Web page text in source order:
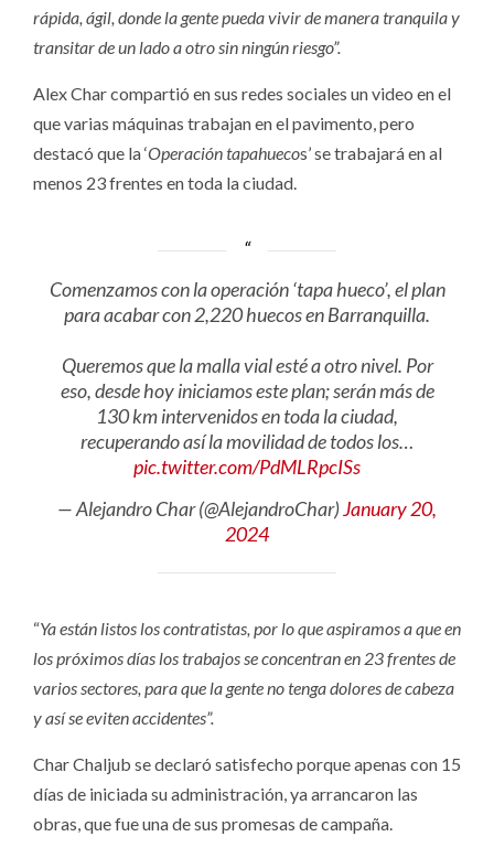
rápida, ágil, donde la gente pueda vivir de manera tranquila y
transitar de un lado a otro sin ningún riesgo”.
Alex Char compartió en sus redes sociales un video en el
que varias máquinas trabajan en el pavimento, pero
destacó que la ‘Operación tapahuecos’ se trabajará en al
menos 23 frentes en toda la ciudad.
Comenzamos con la operación ‘tapa hueco’, el plan
para acabar con 2,220 huecos en Barranquilla.
Queremos que la malla vial esté a otro nivel. Por
eso, desde hoy iniciamos este plan; serán más de
130 km intervenidos en toda la ciudad,
recuperando así la movilidad de todos los…
pic.twitter.com/PdMLRpcISs
— Alejandro Char (@AlejandroChar)January 20,
2024
“Ya están listos los contratistas, por lo que aspiramos a que en
los próximos días los trabajos se concentran en 23 frentes de
varios sectores, para que la gente no tenga dolores de cabeza
y así se eviten accidentes”.
Char Chaljub se declaró satisfecho porque apenas con 15
días de iniciada su administración, ya arrancaron las
obras, que fue una de sus promesas de campaña.